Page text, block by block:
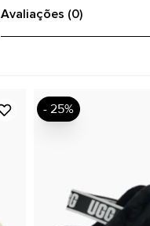
Avaliações (0)
- 25%